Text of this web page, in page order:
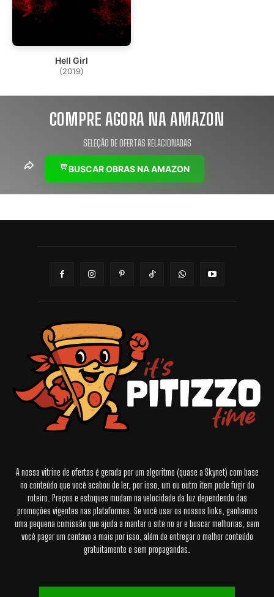
Hell Girl
(2019)
COMPRE AGORA NA AMAZON
SELEÇÃO DE OFERTAS RELACIONADAS
BUSCAR OBRAS NA AMAZON
A nossa vitrine de ofertas é gerada por um algoritmo (quase a Skynet) com base
no conteúdo que você acabou de ler, por isso, um ou outro item pode fugir do
roteiro. Preços e estoques mudam na velocidade da luz dependendo das
promoções vigentes nas plataformas. Se você usar os nossos links, ganhamos
uma pequena comissão que ajuda a manter o site no ar e buscar melhorias, sem
você pagar um centavo a mais por isso, além de entregar o melhor conteúdo
gratuitamente e sem propagandas.